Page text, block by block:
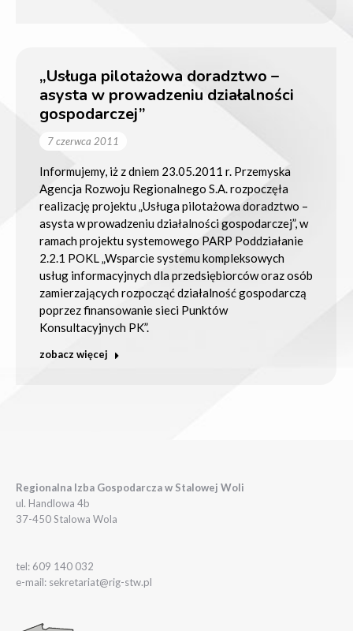
„Usługa pilotażowa doradztwo –
asysta w prowadzeniu działalności
gospodarczej”
7 czerwca 2011
Informujemy, iż z dniem 23.05.2011 r. Przemyska
Agencja Rozwoju Regionalnego S.A. rozpoczęła
realizację projektu „Usługa pilotażowa doradztwo –
asysta w prowadzeniu działalności gospodarczej”, w
ramach projektu systemowego PARP Poddziałanie
2.2.1 POKL „Wsparcie systemu kompleksowych
usług informacyjnych dla przedsiębiorców oraz osób
zamierzających rozpocząć działalność gospodarczą
poprzez finansowanie sieci Punktów
Konsultacyjnych PK”.
zobacz więcej
Regionalna Izba Gospodarcza w Stalowej Woli
ul. Handlowa 4b
37-450 Stalowa Wola
tel: 609 140 032
e-mail: sekretariat@rig-stw.pl